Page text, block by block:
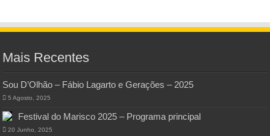
Mais Recentes
Sou D’Olhão – Fábio Lagarto e Gerações – 2025
5 Agosto, 2025
Festival do Marisco 2025 – Programa principal
20 Junho, 2025